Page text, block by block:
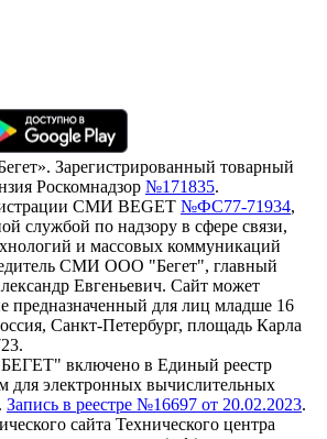
Зарегистрированный товарный
Роскомнадзор №171835.
СМИ BEGET №ФС77-71934,
службой по надзору в сфере связи,
и массовых коммуникаций
СМИ ООО "Бегет", главный
Евгеньевич. Сайт может
предназначенный для лиц младше 16
Санкт-Петербург, площадь Карла
включено в Единый реестр
для электронных вычислительных
Запись в реестре №16697 от 20.02.2023.
сайта Технического центра